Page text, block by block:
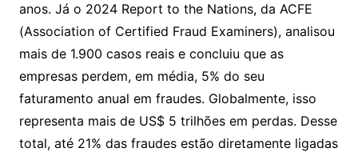
anos. Já o 2024 Report to the Nations, da ACFE
(Association of Certified Fraud Examiners), analisou
mais de 1.900 casos reais e concluiu que as
empresas perdem, em média, 5% do seu
faturamento anual em fraudes. Globalmente, isso
representa mais de US$ 5 trilhões em perdas. Desse
total, até 21% das fraudes estão diretamente ligadas